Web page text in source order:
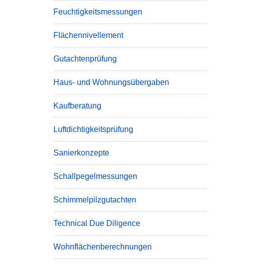
Feuchtigkeitsmessungen
Flächennivellement
Gutachtenprüfung
Haus- und Wohnungsübergaben
Kaufberatung
Luftdichtigkeitsprüfung
Sanierkonzepte
Schallpegelmessungen
Schimmelpilzgutachten
Technical Due Diligence
Wohnflächenberechnungen